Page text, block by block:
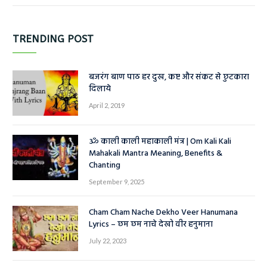
TRENDING POST
बजरंग बाण पाठ हर दुख, कष्ट और संकट से छुटकारा
दिलाये
April 2, 2019
ॐ काली काली महाकाली मंत्र | Om Kali Kali
Mahakali Mantra Meaning, Benefits &
Chanting
September 9, 2025
Cham Cham Nache Dekho Veer Hanumana
Lyrics – छम छम नाचे देखो वीर हनुमाना
July 22, 2023